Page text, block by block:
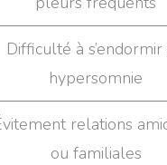
Difficulté à s’endormir
hypersomnie
relations
ou familiales